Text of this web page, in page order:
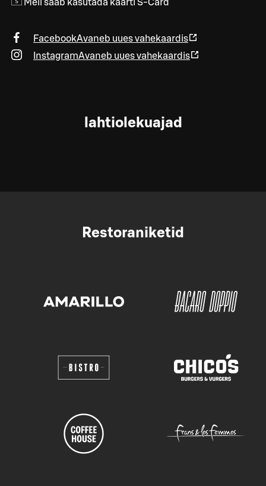
Meil saab kasutada kaarti S-Card
FacebookAvaneb uues vahekaardis
InstagramAvaneb uues vahekaardis
lahtiolekuajad
Restoraniketid